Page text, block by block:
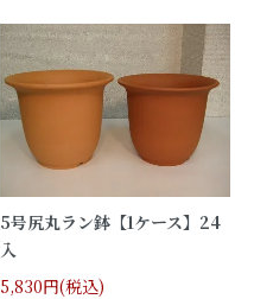
5号尻丸ラン鉢【1ケース】24
入
5,830円(税込)